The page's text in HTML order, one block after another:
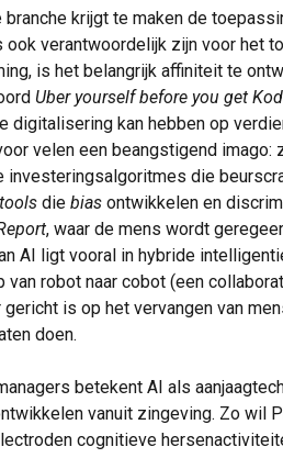
branche krijgt te maken de
ook verantwoordelijk zijn voor het
is het belangrijk affiniteit te
Uber yourself before you get
digitalisering kan hebben op
velen een beangstigend imago:
investeringsalgoritmes die
tools die bias ontwikkelen en
, waar de mens wordt
AI ligt vooral in hybride
van robot naar cobot (een
gericht is op het vervangen van
doen.
betekent AI als
vanuit zingeving. Zo wil
cognitieve